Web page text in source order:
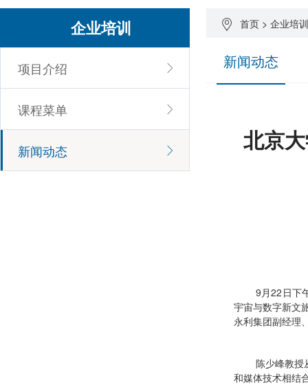
首页 > 企业培训
新闻动态
北京
9月22日下
宇宙与数字新文
永利集团副经理
陈少峰教授
和媒体技术相结
企业培训
项目介绍
课程菜单
新闻动态